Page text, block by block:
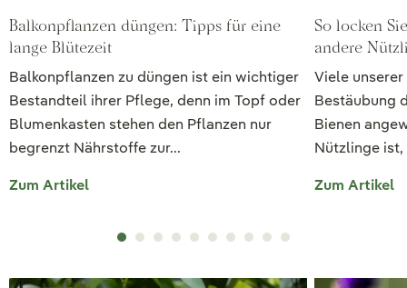
Balkonpflanzen düngen: Tipps für eine
lange Blütezeit
Balkonpflanzen zu düngen ist ein wichtiger
Bestandteil ihrer Pflege, denn im Topf oder
Blumenkasten stehen den Pflanzen nur
begrenzt Nährstoffe zur...
Zum Artikel
So locken
andere
Viele
Bestäubung
Bienen
Nützlinge ist,
Zum Artikel